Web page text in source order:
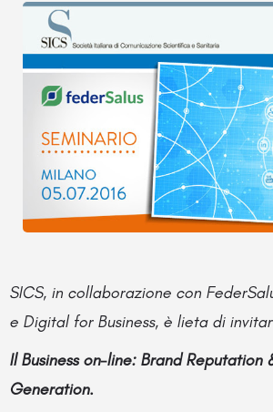
SICS, in collaborazione con
e Digital for Business, è lieta di
Il Business on-line: Brand Reputation
Generation.